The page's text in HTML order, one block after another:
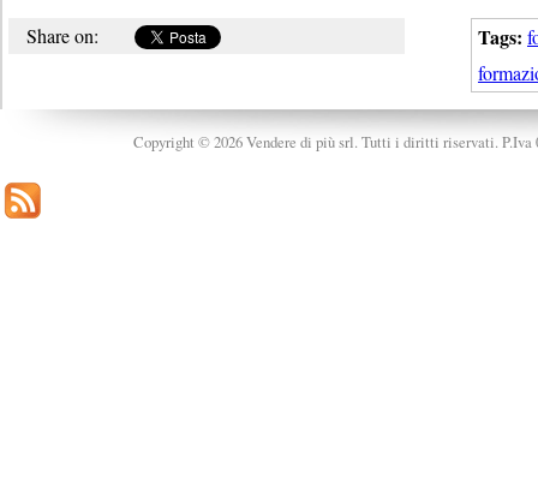
Tags:
Share on:
Copyright © 2026 Vendere di più srl. Tutti i diritti riservati. P.Iva